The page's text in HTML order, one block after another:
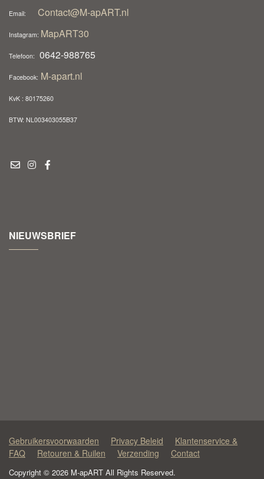
Email: Contact@M-apART.nl
Instagram: MapART30
Telefoon: 0642-988765
Facebook: M-apart.nl
KvK : 80175260
BTW: NL003403055B37
NIEUWSBRIEF
Gebruikersvoorwaarden Privacy Beleid
Klantenservice &
FAQ
Retouren & Ruilen Verzending Contact
Copyright © 2026 M-apART All Rights Reserved.